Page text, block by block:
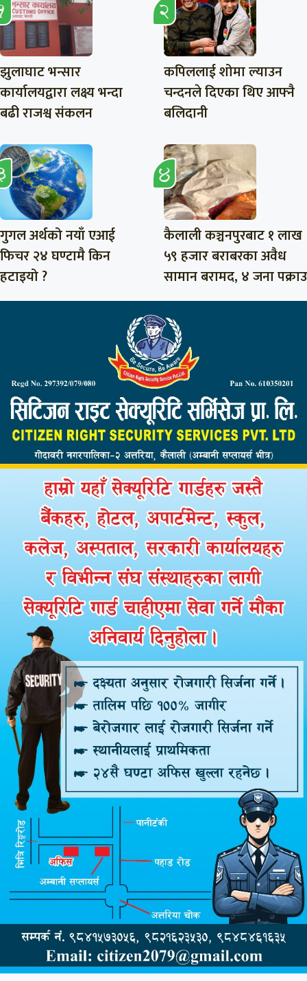
झुलाघाट भन्सार
कार्यालयद्वारा लक्ष्य भन्दा
बढी राजश्व संकलन
कपिललाई शोमा ल्याउन
चन्दनले दिएका थिए आफ्नै
बलिदानी
गुगल अर्थको नयाँ एआई
फिचर २४ घण्टामै किन
हटाइयो ?
कैलाली कञ्चनपुरबाट १ लाख
५९ हजार बराबरका अवैध
सामान बरामद, ४ जना पक्राउ